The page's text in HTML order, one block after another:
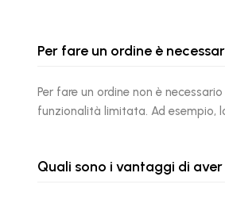
Per fare un ordine è
Per fare un ordine non è
funzionalità limitata. Ad esempio,
Quali sono i vantaggi di